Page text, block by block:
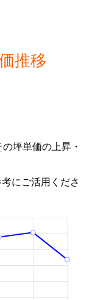
推移
坪単価の上昇・
にご活用くださ